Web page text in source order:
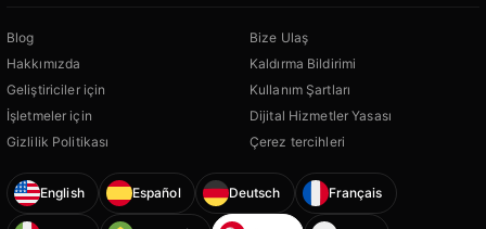
Blog
Hakkımızda
Geliştiriciler için
İşletmeler için
Gizlilik Politikası
Bize Ulaş
Kaldırma Bildirimi
Kullanım Şartları
Dijital Hizmetler Yasası
Çerez tercihleri
English Español Deutsch Français